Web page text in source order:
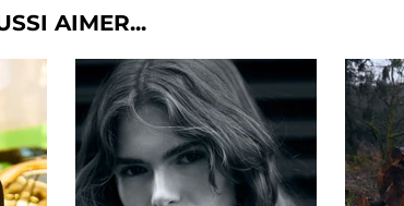
AIMER...